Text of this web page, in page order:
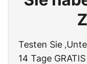
Testen Sie
14 Tage